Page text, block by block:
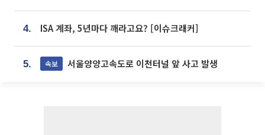
4. ISA 계좌, 5년마다 깨라고요? [이슈크래커]
5. 속보 서울양양고속도로 이천터널 앞 사고 발생